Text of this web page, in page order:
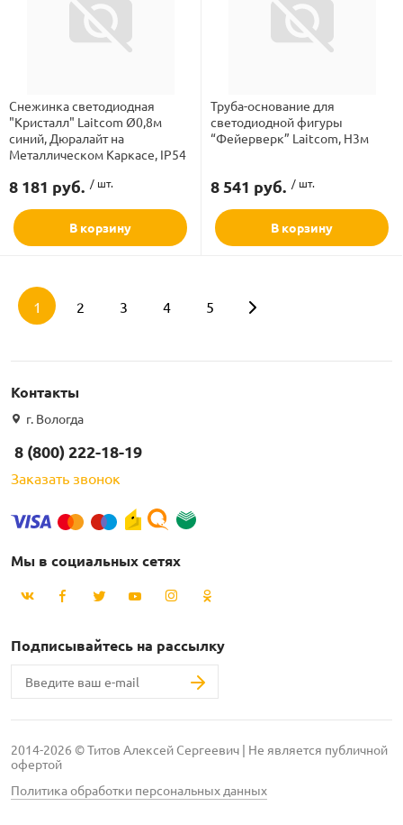
Снежинка светодиодная
"Кристалл" Laitcom Ø0,8м
синий, Дюралайт на
Металлическом Каркасе, IP54
8 181 руб. / шт.
В корзину
Труба-основание для
светодиодной фигуры
“Фейерверк” Laitcom, H3м
8 541 руб. / шт.
В корзину
1 2 3 4 5
Контакты
г. Вологда
8 (800) 222-18-19
Заказать звонок
Мы в социальных сетях
Подписывайтесь на рассылку
2014-2026 © Титов Алексей Сергеевич | Не является публичной
офертой
Политика обработки персональных данных